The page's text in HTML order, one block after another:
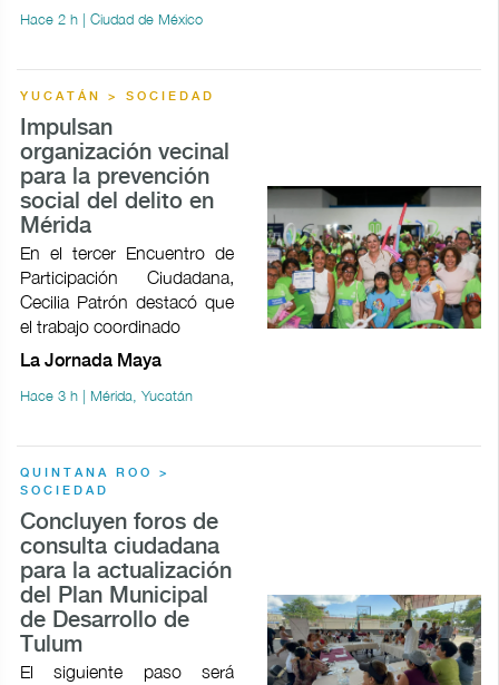
Hace 2 h | Ciudad de México
YUCATÁN > SOCIEDAD
Impulsan
organización vecinal
para la prevención
social del delito en
Mérida
En el tercer Encuentro de
Participación Ciudadana,
Cecilia Patrón destacó que
el trabajo coordinado
La Jornada Maya
Hace 3 h | Mérida, Yucatán
QUINTANA ROO >
SOCIEDAD
Concluyen foros de
consulta ciudadana
para la actualización
del Plan Municipal
de Desarrollo de
Tulum
El siguiente paso será